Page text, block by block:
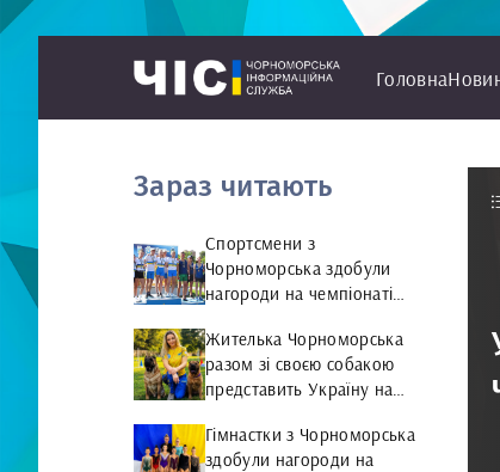
Головна
Зараз читають
Спортсмени з
Чорноморська здобули
нагороди на чемпіонаті
байдарках і каное
Жителька Чорноморська
разом зі своєю собакою
представить Україну на
світу з Rally Obedience
Гімнастки з Чорноморська
здобули нагороди на